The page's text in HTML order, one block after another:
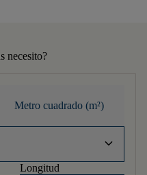
necesito?
Metro cuadrado (m²)
keyboard_arrow_down
Longitud